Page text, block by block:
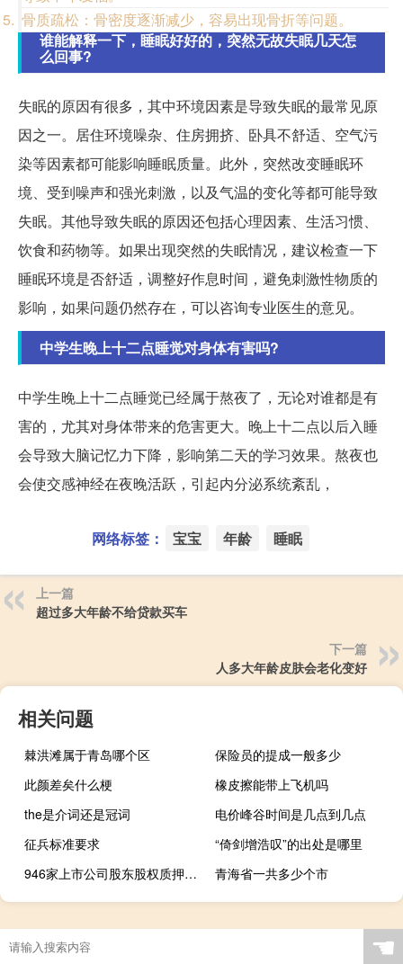
骨质疏松：骨密度逐渐减少，容易出现骨折等问题。
谁能解释一下，睡眠好好的，突然无故失眠几天怎
么回事?
失眠的原因有很多，其中环境因素是导致失眠的最常见原
因之一。居住环境噪杂、住房拥挤、卧具不舒适、空气污
染等因素都可能影响睡眠质量。此外，突然改变睡眠环
境、受到噪声和强光刺激，以及气温的变化等都可能导致
失眠。其他导致失眠的原因还包括心理因素、生活习惯、
饮食和药物等。如果出现突然的失眠情况，建议检查一下
睡眠环境是否舒适，调整好作息时间，避免刺激性物质的
影响，如果问题仍然存在，可以咨询专业医生的意见。
中学生晚上十二点睡觉对身体有害吗?
中学生晚上十二点睡觉已经属于熬夜了，无论对谁都是有
害的，尤其对身体带来的危害更大。晚上十二点以后入睡
会导致大脑记忆力下降，影响第二天的学习效果。熬夜也
会使交感神经在夜晚活跃，引起内分泌系统紊乱，
网络标签： 宝宝 年龄 睡眠
上一篇
超过多大年龄不给贷款买车
下一篇
人多大年龄皮肤会老化变好
相关问题
棘洪滩属于青岛哪个区
保险员的提成一般多少
此颜差矣什么梗
橡皮擦能带上飞机吗
the是介词还是冠词
电价峰谷时间是几点到几点
征兵标准要求
“倚剑增浩叹”的出处是哪里
946家上市公司股东股权质押平仓线压顶 巨人网络在列
青海省一共多少个市
☚